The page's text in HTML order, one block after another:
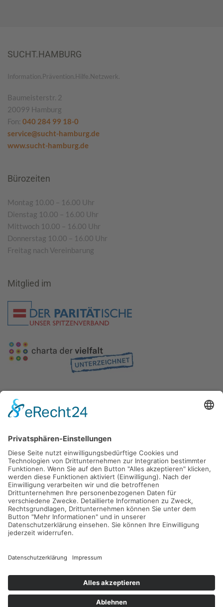
SUCHT.HAMBURG
Information.Prävention.Hilfe.Netzwerk.
Baumeisterstr. 2
20099 Hamburg
Fon: 040 284 99 18-0
service@sucht-hamburg.de
www.sucht-hamburg.de
Bürozeiten
Montag 10.00 – 16.00 Uhr
Dienstag 10.00 – 16.00 Uhr
Mittwoch 10.00 – 16.00 Uhr
Donnerstag 10.00 – 16.00 Uhr
Freitag nach Vereinbarung
Mitglied im
Gefördert durch die
Freie und Hansestadt Hamburg
SUCHT.HAMBURG gGmbH